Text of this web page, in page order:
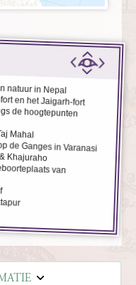
natuur in Nepal
en het Jaigarh-fort
de hoogtepunten
Mahal
de Ganges in Varanasi
Khajuraho
van